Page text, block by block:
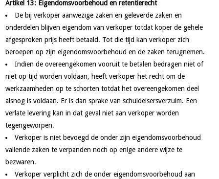
Artikel 13: Eigendomsvoorbehoud en retentierecht
De bij verkoper aanwezige zaken en geleverde zaken en
onderdelen blijven eigendom van verkoper totdat koper de gehele
afgesproken prijs heeft betaald. Tot die tijd kan verkoper zich
beroepen op zijn eigendomsvoorbehoud en de zaken terugnemen.
Indien de overeengekomen vooruit te betalen bedragen niet of
niet op tijd worden voldaan, heeft verkoper het recht om de
werkzaamheden op te schorten totdat het overeengekomen deel
alsnog is voldaan. Er is dan sprake van schuldeisersverzuim. Een
verlate levering kan in dat geval niet aan verkoper worden
tegengeworpen.
Verkoper is niet bevoegd de onder zijn eigendomsvoorbehoud
vallende zaken te verpanden noch op enige andere wijze te
bezwaren.
Verkoper verplicht zich de onder eigendomsvoorbehoud aan